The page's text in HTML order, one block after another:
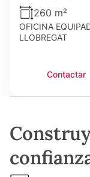
260 m²
OFICINA
LLOBREGAT
Contactar